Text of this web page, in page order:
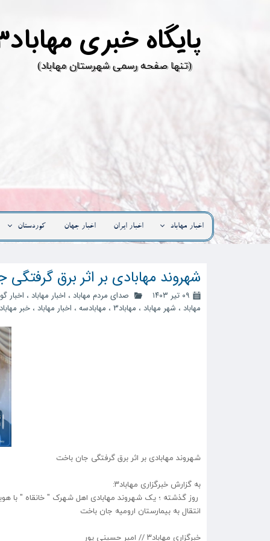
پ
​(تنها صفحه رسمی شهرستان مهاباد)
اخبار مهاباد اخبار ایران اخبار جهان کوردستان
شهروند مهابادی بر اثر برق
۰۹ تیر ۱۴۰۳ صدای مردم مهاباد ، اخبار مهاباد ، اخبار
مهاباد ، شهر مهاباد ، مهاباد3 ، مهابادسه ، اخبار مهاباد ،خبر
شهروند مهابادی بر اثر برق گرفتگی جان باخت
به گزارش خبرگزاری مهاباد۳:
روز گذشته ؛ یک شهروند مهابادی اهل شهرک " خانقاه " با
انتقال به بیمارستان ارومیه جان باخت
خبرگزاری مهاباد۳ // امیر حسینی پور